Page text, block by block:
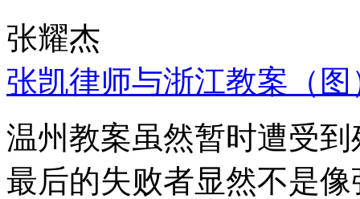
张耀杰
张凯律师与浙江教案（图
温州教案虽然暂时遭受
最后的失败者显然不是